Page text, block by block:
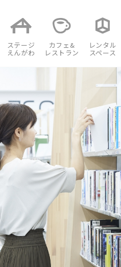
ステージ
えんがわ
カフェ&
レストラン
レンタル
スペース